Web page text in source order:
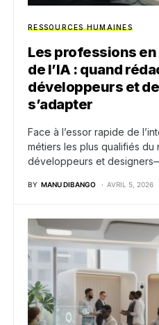
RESSOURCES HUMAINES
Les professions en
de l’IA : quand
développeurs et
s’adapter
Face à l’essor rapide de
métiers les plus qualifiés
développeurs et
BY MANU DIBANGO AVRIL 5, 2026